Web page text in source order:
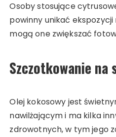
Osoby stosujące
powinny unikać ekspozycji
mogą one zwiększać
Szczotkowanie na
Olej kokosowy jest
nawilżającym i ma kilka
zdrowotnych, w tym jego